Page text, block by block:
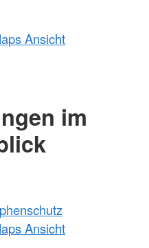
Ansicht
im
Ansicht